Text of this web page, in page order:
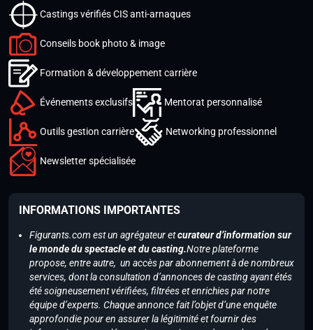
Castings vérifiés CIS anti-arnaques
Conseils book photo & image
Formation & développement carrière
Événements exclusifs Mentorat personnalisé
Outils gestion carrière Networking professionnel
Newsletter spécialisée
INFORMATIONS IMPORTANTES
Figurants.com est un agrégateur etcurateur d’information sur
le monde du spectacle et du casting.Notre plateforme
propose, entre autre, un accès par abonnement à de nombreux
services, dont la consultation d’annonces de casting ayant étés
été soigneusement vérifiées, filtrées et enrichies par notre
équipe d’experts. Chaque annonce fait l’objet d’une enquête
approfondie pour en assurer la légitimité et fournir des